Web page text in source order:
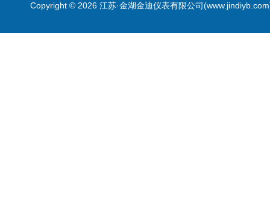
Copyright © 2026 江苏·金湖金迪仪表有限公司